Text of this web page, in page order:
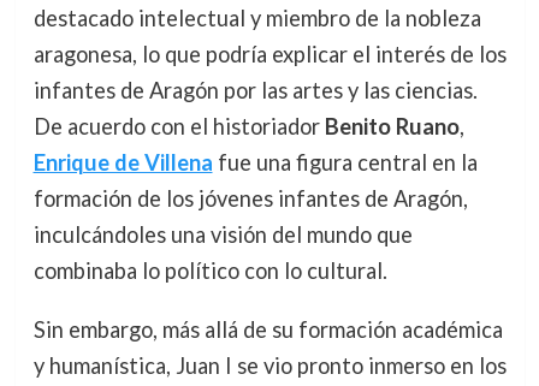
destacado intelectual y miembro de la nobleza
aragonesa, lo que podría explicar el interés de los
infantes de Aragón por las artes y las ciencias.
De acuerdo con el historiador Benito Ruano,
Enrique de Villena fue una figura central en la
formación de los jóvenes infantes de Aragón,
inculcándoles una visión del mundo que
combinaba lo político con lo cultural.
Sin embargo, más allá de su formación académica
y humanística, Juan I se vio pronto inmerso en los